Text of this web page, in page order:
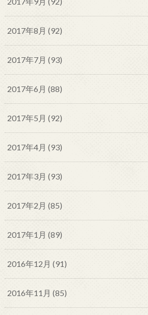
2017年8月 (92)
2017年7月 (93)
2017年6月 (88)
2017年5月 (92)
2017年4月 (93)
2017年3月 (93)
2017年2月 (85)
2017年1月 (89)
2016年12月 (91)
2016年11月 (85)